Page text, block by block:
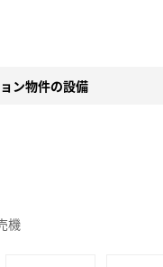
ン物件の設備
機